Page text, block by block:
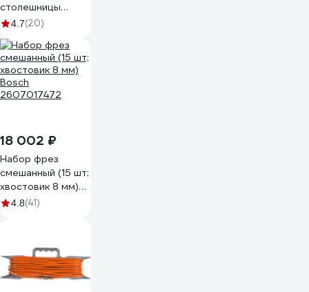
столешницы
универсальный ИП
Анатольевич
400-635 мм (90
градусов) BM-
021-635-90
4.7(20)
18 002 ₽
Набор фрез
смешанный (15 шт;
хвостовик 8 мм)
Bosch
4.8(41)